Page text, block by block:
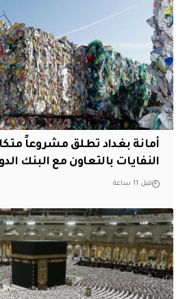
أمانة بغداد تطلق مشروعاً
النفايات بالتعاون مع البنك
قبل 11 ساعة